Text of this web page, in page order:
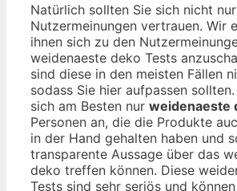
Natürlich sollten Sie sich nicht
Nutzermeinungen vertrauen. Wir
ihnen sich zu den
weidenaeste deko Tests
sind diese in den meisten Fällen
sodass Sie hier aufpassen
sich am Besten nur weidenaeste
Personen an, die die Produkte
in der Hand gehalten haben und
transparente Aussage über das
deko treffen können. Diese
Tests sind sehr seriös und